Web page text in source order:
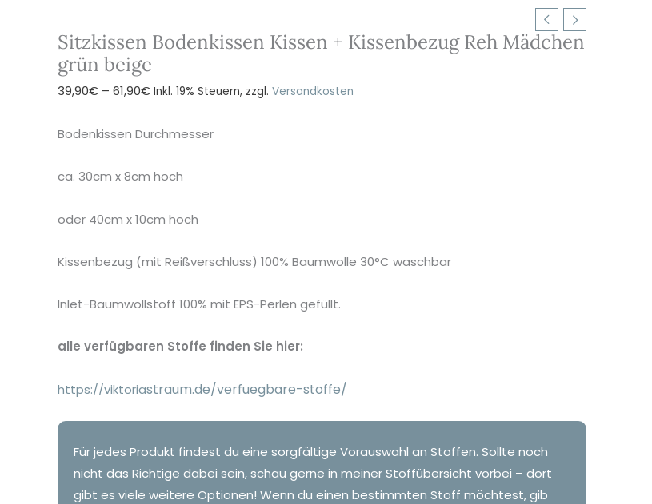
Sitzkissen Bodenkissen Kissen + Kissenbezug Reh Mädchen
grün beige
39,90€ –61,90€Preisspanne:
bis
Inkl. 19% Steuern, zzgl.Versandkosten
Bodenkissen Durchmesser
ca. 30cm x 8cm hoch
oder 40cm x 10cm hoch
Kissenbezug (mit Reißverschluss) 100% Baumwolle 30°C waschbar
Inlet-Baumwollstoff 100% mit EPS-Perlen gefüllt.
alle verfügbaren Stoffe finden Sie hier:
https://viktoriastraum.de/verfuegbare-stoffe/
Für jedes Produkt findest du eine sorgfältige Vorauswahl an Stoffen. Sollte noch
nicht das Richtige dabei sein, schau gerne in meiner Stoffübersicht vorbei – dort
gibt es viele weitere Optionen! Wenn du einen bestimmten Stoff möchtest, gib